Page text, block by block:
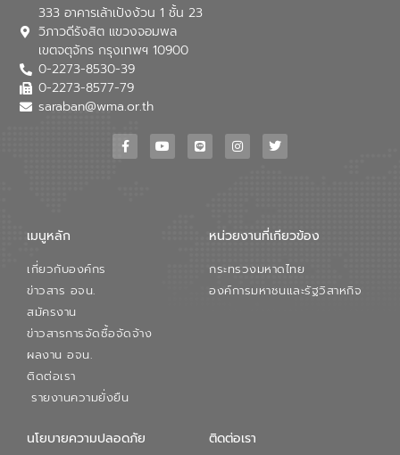
333 อาคารเล้าเป้งง้วน 1 ชั้น 23
วิภาวดีรังสิต แขวงจอมพล
เขตจตุจักร กรุงเทพฯ 10900
0-2273-8530-39
0-2273-8577-79
saraban@wma.or.th
เมนูหลัก
เกี่ยวกับองค์กร
ข่าวสาร อจน.
สมัครงาน
ข่าวสารการจัดซื้อจัดจ้าง
ผลงาน อจน.
ติดต่อเรา
รายงานความยั่งยืน
หน่วยงานที่เกียวข้อง
กระทรวงมหาดไทย
องค์การมหาชนและรัฐวิสาหกิจ
นโยบายความปลอดภัย ติดต่อเรา